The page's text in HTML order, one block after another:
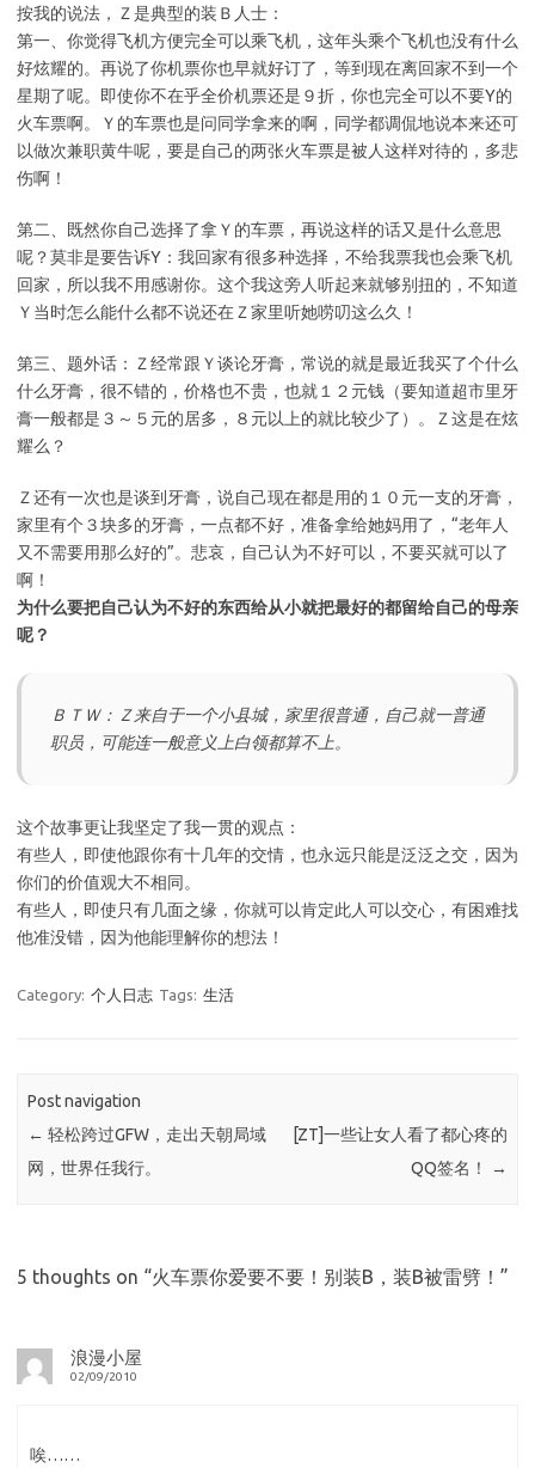
按我的说法，Ｚ是典型的装Ｂ人士：
第一、你觉得飞机方便完全可以乘飞机，这年头乘个飞机也没有什么
好炫耀的。再说了你机票你也早就好订了，等到现在离回家不到一个
星期了呢。即使你不在乎全价机票还是９折，你也完全可以不要Y的
火车票啊。Ｙ的车票也是问同学拿来的啊，同学都调侃地说本来还可
以做次兼职黄牛呢，要是自己的两张火车票是被人这样对待的，多悲
伤啊！
第二、既然你自己选择了拿Ｙ的车票，再说这样的话又是什么意思
呢？莫非是要告诉Y：我回家有很多种选择，不给我票我也会乘飞机
回家，所以我不用感谢你。这个我这旁人听起来就够别扭的，不知道
Ｙ当时怎么能什么都不说还在Ｚ家里听她唠叨这么久！
第三、题外话：Ｚ经常跟Ｙ谈论牙膏，常说的就是最近我买了个什么
什么牙膏，很不错的，价格也不贵，也就１２元钱（要知道超市里牙
膏一般都是３～５元的居多，８元以上的就比较少了）。Ｚ这是在炫
耀么？
Ｚ还有一次也是谈到牙膏，说自己现在都是用的１０元一支的牙膏，
家里有个３块多的牙膏，一点都不好，准备拿给她妈用了，“老年人
又不需要用那么好的”。悲哀，自己认为不好可以，不要买就可以了
啊！
为什么要把自己认为不好的东西给从小就把最好的都留给自己的母亲
呢？
ＢＴＷ：Ｚ来自于一个小县城，家里很普通，自己就一普通
职员，可能连一般意义上白领都算不上。
这个故事更让我坚定了我一贯的观点：
有些人，即使他跟你有十几年的交情，也永远只能是泛泛之交，因为
你们的价值观大不相同。
有些人，即使只有几面之缘，你就可以肯定此人可以交心，有困难找
他准没错，因为他能理解你的想法！
Category: 个人日志 Tags: 生活
Post navigation
← 轻松跨过GFW，走出天朝局域
网，世界任我行。
[ZT]一些让女人看了都心疼的
QQ签名！
→
5 thoughts on “火车票你爱要不要！别装B，装B被雷劈！ ”
浪漫小屋
02/09/2010
唉……